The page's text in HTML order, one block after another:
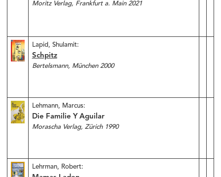
Moritz Verlag, Frankfurt a. Main 2021
Lapid, Shulamit:
Schpitz
Bertelsmann, München 2000
Lehmann, Marcus:
Die Familie Y Aguilar
Morascha Verlag, Zürich 1990
Lehrman, Robert: